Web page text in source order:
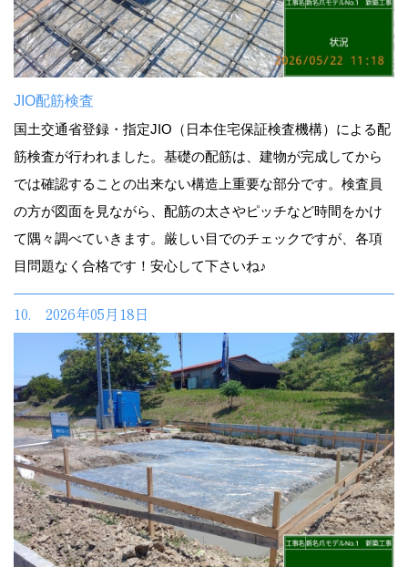
JIO配筋検査
国土交通省登録・指定JIO（日本住宅保証検査機構）による配
筋検査が行われました。基礎の配筋は、建物が完成してから
では確認することの出来ない構造上重要な部分です。検査員
の方が図面を見ながら、配筋の太さやピッチなど時間をかけ
て隅々調べていきます。厳しい目でのチェックですが、各項
目問題なく合格です！安心して下さいね♪
10. 2026年05月18日